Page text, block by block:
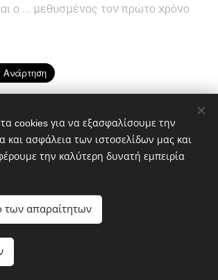
ο ... μεθυσμένος τον πρώτο χρόνο
greekportswatch@gmail.com
από τη
cookies για να εξασφαλίσουμε την
και ασφάλεια των ιστοσελίδων μας και
την καλύτερη δυνατή εμπειρία
των απαραίτητων